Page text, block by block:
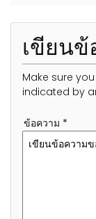
เขียน
Make sure
indicated by
ข้อความ *